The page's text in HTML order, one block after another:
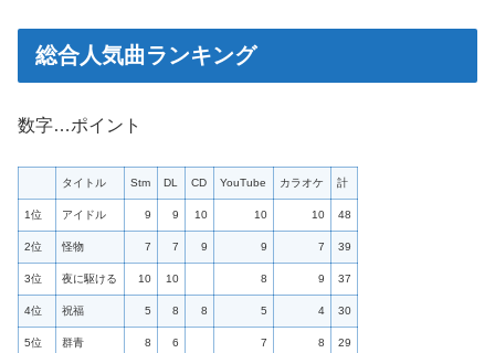
総合人気曲ランキング
数字…ポイント
タイトル Stm DL CD YouTube カラオケ 計
1位 アイドル 9 9 10 10 10 48
2位 怪物 7 7 9 9 7 39
3位 夜に駆ける 10 10 8 9 37
4位 祝福 5 8 8 5 4 30
5位 群青 8 6 7 8 29